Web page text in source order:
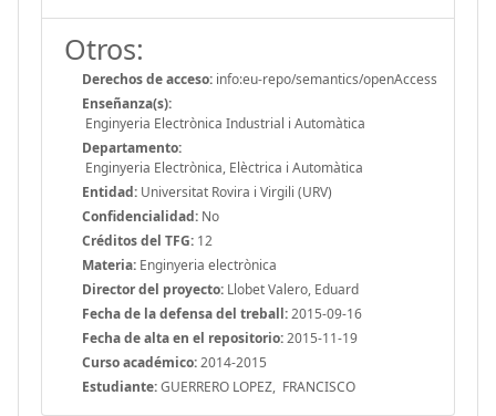
Otros:
Derechos de acceso: info:eu-repo/semantics/openAccess
Enseñanza(s):
Enginyeria Electrònica Industrial i Automàtica
Departamento:
Enginyeria Electrònica, Elèctrica i Automàtica
Entidad: Universitat Rovira i Virgili (URV)
Confidencialidad: No
Créditos del TFG: 12
Materia: Enginyeria electrònica
Director del proyecto: Llobet Valero, Eduard
Fecha de la defensa del treball:2015-09-16
Fecha de alta en el repositorio:2015-11-19
Curso académico:2014-2015
Estudiante:GUERRERO LOPEZ, FRANCISCO